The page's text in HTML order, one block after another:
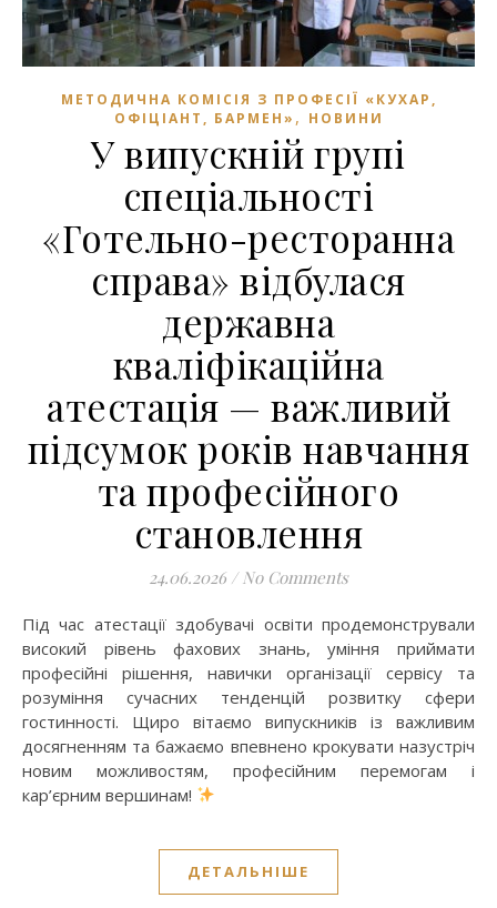
МЕТОДИЧНА КОМІСІЯ З ПРОФЕСІЇ «КУХАР,
ОФІЦІАНТ, БАРМЕН» , НОВИНИ
У випускній групі
спеціальності
«Готельно-ресторанна
справа» відбулася
державна
кваліфікаційна
атестація — важливий
підсумок років навчання
та професійного
становлення
24.06.2026 / No Comments
Під час атестації здобувачі освіти продемонстрували
високий рівень фахових знань, уміння приймати
професійні рішення, навички організації сервісу та
розуміння сучасних тенденцій розвитку сфери
гостинності. Щиро вітаємо випускників із важливим
досягненням та бажаємо впевнено крокувати назустріч
новим можливостям, професійним перемогам і
кар’єрним вершинам!
ДЕТАЛЬНІШЕ